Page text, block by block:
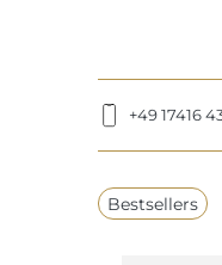
+49 17416
Bestsellers